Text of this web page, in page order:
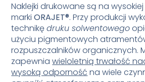
Naklejki drukowane są na
markiORAJET®. Przy produkcji
technikędruku solwentowego
użyciu pigmentowych
rozpuszczalników organicznych.
zapewniawieloletnią trwałość
wysoką odporność na wiele